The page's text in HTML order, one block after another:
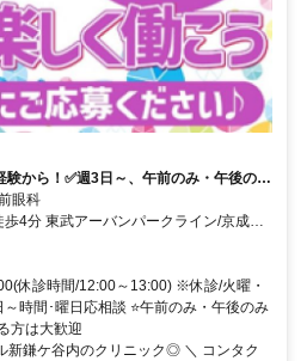
から！✅週3日～、午前のみ・午後のみ
アップ♪✅時給は分単位で計算＆支給！
眼科
から通勤便利♪
休診時間/12:00～13:00) ※休診/火曜・
～時間･曜日応相談 ⭐午前のみ・午後のみ
方は大歓迎
新鎌ケ谷内のクリニック◎ ＼ コンタク